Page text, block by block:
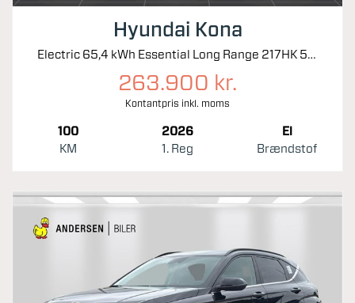
Hyundai Kona
Electric 65,4 kWh Essential Long Range 217HK 5d Aut.
263.900 kr.
Kontantpris inkl. moms
100
KM
2026
1. Reg
El
Brændstof